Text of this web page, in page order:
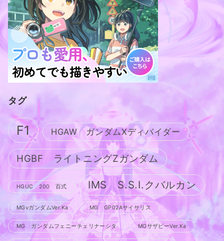
タグ
F1 HGAW ガンダムXディバイダー
HGBF ライトニングZガンダム
HGUC 200 百式 IMS S.S.I.クバルカン
MGνガンダムVer.Ka MG GP02Aサイサリス
MG ガンダムフェニーチェリナーシタ MGサザビーVer.Ka